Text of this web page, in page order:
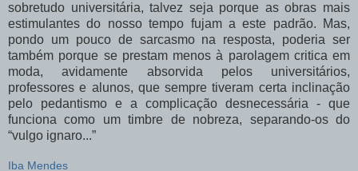
sobretudo universitária, talvez seja porque as obras mais
estimulantes do nosso tempo fujam a este padrão. Mas,
pondo um pouco de sarcasmo na resposta, poderia ser
também porque se prestam menos à parolagem critica em
moda, avidamente absorvida pelos universitários,
professores e alunos, que sempre tiveram certa inclinação
pelo pedantismo e a complicação desnecessária - que
funciona como um timbre de nobreza, separando-os do
“vulgo ignaro...”
Iba Mendes